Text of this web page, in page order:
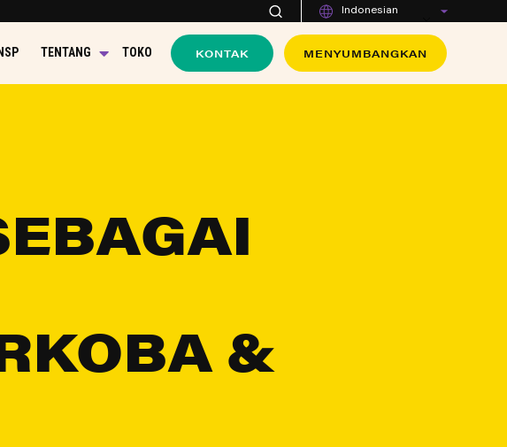
Indonesian
TENTANG TOKO KONTAK MENYUMBANGKAN
&